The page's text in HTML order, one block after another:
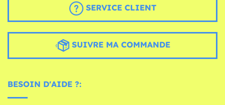
SERVICE CLIENT
SUIVRE MA COMMANDE
BESOIN D'AIDE ?: